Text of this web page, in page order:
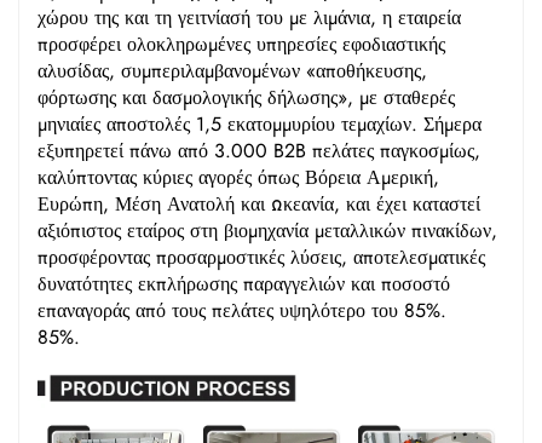
χώρου της και τη γειτνίασή του με λιμάνια, η εταιρεία
προσφέρει ολοκληρωμένες υπηρεσίες εφοδιαστικής
αλυσίδας, συμπεριλαμβανομένων «αποθήκευσης,
φόρτωσης και δασμολογικής δήλωσης», με σταθερές
μηνιαίες αποστολές 1,5 εκατομμυρίου τεμαχίων. Σήμερα
εξυπηρετεί πάνω από 3.000 B2B πελάτες παγκοσμίως,
καλύπτοντας κύριες αγορές όπως Βόρεια Αμερική,
Ευρώπη, Μέση Ανατολή και Ωκεανία, και έχει καταστεί
αξιόπιστος εταίρος στη βιομηχανία μεταλλικών πινακίδων,
προσφέροντας προσαρμοστικές λύσεις, αποτελεσματικές
δυνατότητες εκπλήρωσης παραγγελιών και ποσοστό
επαναγοράς από τους πελάτες υψηλότερο του 85%.
85%.